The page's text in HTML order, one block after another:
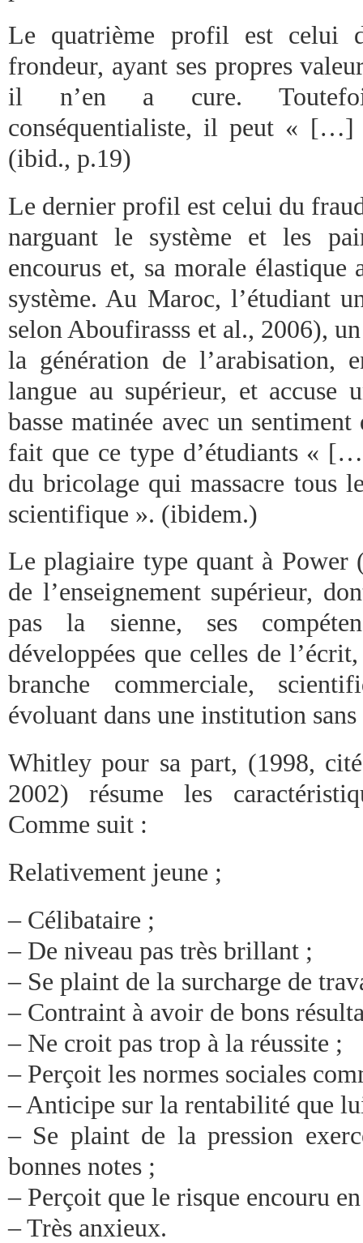
Le quatrième profil est celui
frondeur, ayant ses propres
il n’en a cure.
conséquentialiste, il peut « […]
(ibid., p.19)
Le dernier profil est celui du
narguant le système et les
encourus et, sa morale
système. Au Maroc, l’étudiant
selon Aboufirasss et al., 2006),
la génération de l’arabisation,
langue au supérieur, et accuse
basse matinée avec un
fait que ce type d’étudiants «
du bricolage qui massacre tous
scientifique ». (ibidem.)
Le plagiaire type quant à Power
de l’enseignement supérieur,
pas la sienne, ses
développées que celles de
branche commerciale,
évoluant dans une institution sans
Whitley pour sa part, (1998,
2002) résume les
Comme suit :
Relativement jeune ;
– Célibataire ;
– De niveau pas très brillant ;
– Se plaint de la surcharge de
– Contraint à avoir de bons
– Ne croit pas trop à la réussite ;
– Perçoit les normes sociales
– Anticipe sur la rentabilité que
– Se plaint de la pression
bonnes notes ;
– Perçoit que le risque encouru
– Très anxieux.